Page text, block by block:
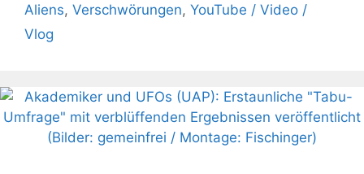
Aliens, Verschwörungen, YouTube / Video /
Vlog